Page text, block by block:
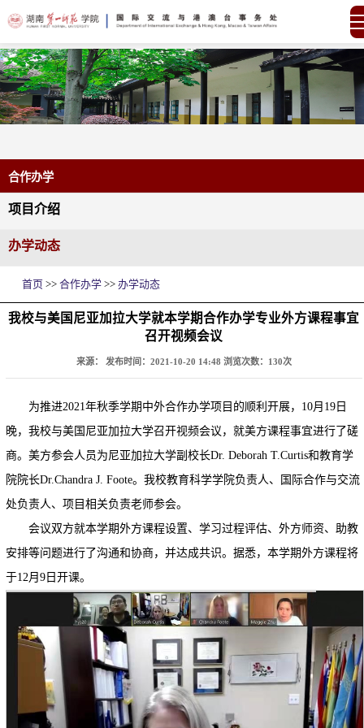
合作办学
项目介绍
办学动态
首页>> 合作办学>> 办学动态
我校与美国尼亚加拉大学就本学期合作办学专业外方课程事宜
召开视频会议
来源： 发布时间：2021-10-20 14:48 浏览次数： 130次
为推进2021年秋季学期中外合作办学项目的顺利开展，10月19日
晚，我校与美国尼亚加拉大学召开视频会议，就美方课程事宜进行了磋
商。美方参会人员为尼亚加拉大学副校长Dr. Deborah T.Curtis和教育学
院院长Dr.Chandra J. Foote。我校教育科学学院负责人、国际合作与交流
处负责人、项目相关负责老师参会。
会议双方就本学期外方课程设置、学习过程评估、外方师资、助教
安排等问题进行了沟通和协商，并达成共识。据悉，本学期外方课程将
于12月9日开课。